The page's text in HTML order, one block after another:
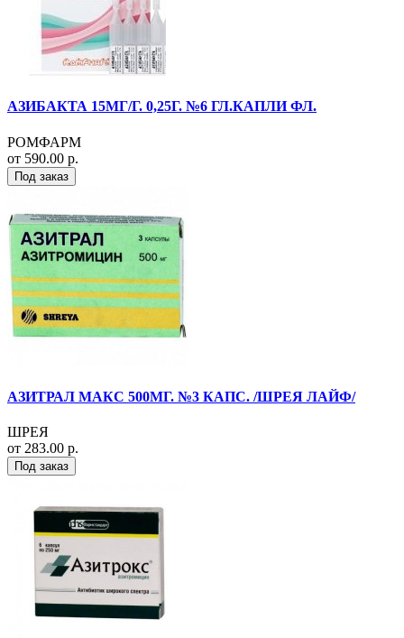
АЗИБАКТА 15МГ/Г. 0,25Г. №6 ГЛ.КАПЛИ ФЛ.
РОМФАРМ
от 590.00 р.
Под заказ
АЗИТРАЛ МАКС 500МГ. №3 КАПС. /ШРЕЯ ЛАЙФ/
ШРЕЯ
от 283.00 р.
Под заказ